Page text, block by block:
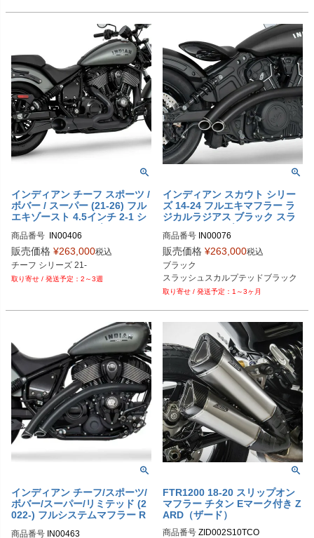
インディアン チーフ スポーツ /
ボバー / スーパー (21-26) フル
エキゾースト 4.5インチ 2-1 シ
ョーティー フリーダムパフォー
マンス
商品番号 IN00406
販売価格 ¥263,000税込
チーフ シリーズ 21-
2～3週
インディアン スカウト シリー
ズ 14-24 フルエキマフラー ラ
ジカルラジアス ブラック スラ
ッシュ フリーダムパフォーマン
ス
商品番号 IN00076
消音バッフル：AC00171
販売価格 ¥263,000税込
ブラック
スラッシュスカルプテッドブラック
1～3ヶ月
インディアン チーフ/スポーツ/
ボバー/スーパー/リミテッド (2
022-) フルシステムマフラー R
商品番号 IN00463
FTR1200 18-20 スリップオン
マフラー チタン Eマーク付き Z
ARD（ザード）
商品番号 ZID002S10TCO